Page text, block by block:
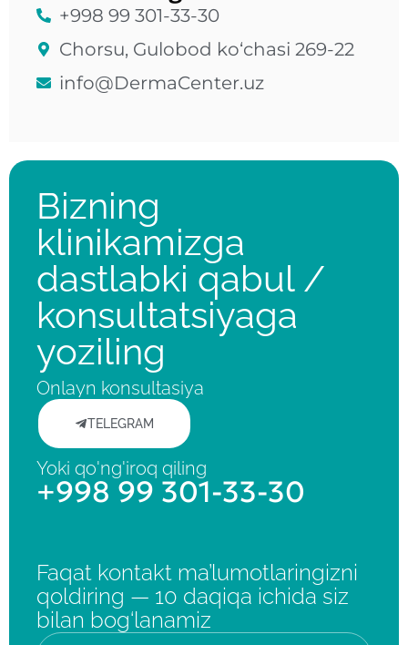
+998 99 301-33-30
Chorsu, Gulobod ko‘chasi 269-22
info@DermaCenter.uz
Bizning
klinikamizga
dastlabki qabul /
konsultatsiyaga
yoziling
Onlayn konsultasiya
TELEGRAM
Yoki qo'ng'iroq qiling
+998 99 301-33-30
Faqat kontakt ma’lumotlaringizni
qoldiring — 10 daqiqa ichida siz
bilan bog‘lanamiz